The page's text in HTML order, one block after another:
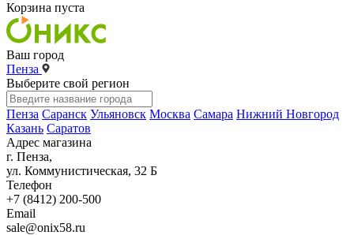
Корзина пуста
Ваш город
Пенза
Выберите свой регион
Пенза Саранск Ульяновск Москва Самара Нижний Новгород
Казань Саратов
Адрес магазина
г. Пенза,
ул. Коммунистическая, 32 Б
Телефон
+7 (8412) 200-500
Email
sale@onix58.ru